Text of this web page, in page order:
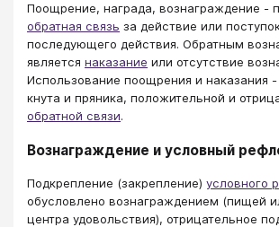
Поощрение, награда, вознаграждение -
обратная связь за действие или
последующего действия. Обратным
является наказание или отсутствие
Использование поощрения и наказания
кнута и пряника, положительной и
обратной связи.
Вознаграждение и условный
Подкрепление (закрепление) условного
обусловлено вознаграждением (пищей
центра удовольствия), отрицательное